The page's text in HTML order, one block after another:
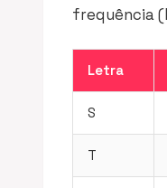
frequência
Letra
S
T